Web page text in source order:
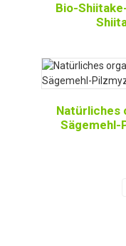
Bio-
Natürliches
Sägemehl-